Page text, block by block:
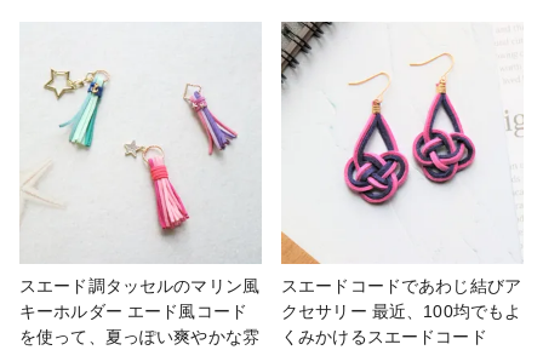
スエード調タッセルのマリン風
キーホルダー エード風コード
を使って、夏っぽい爽やかな雰
スエードコードであわじ結びア
クセサリー 最近、100均でもよ
くみかけるスエードコード